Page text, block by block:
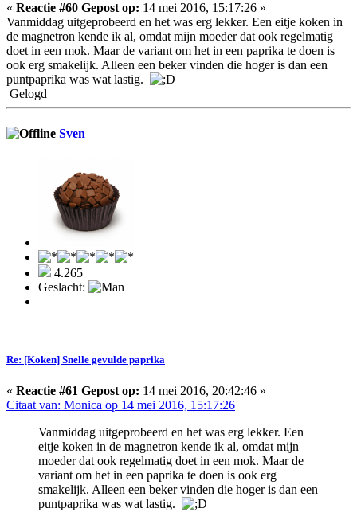
« Reactie #60 Gepost op: 14 mei 2016, 15:17:26 »
Vanmiddag uitgeprobeerd en het was erg lekker. Een eitje koken in
de magnetron kende ik al, omdat mijn moeder dat ook regelmatig
doet in een mok. Maar de variant om het in een paprika te doen is
ook erg smakelijk. Alleen een beker vinden die hoger is dan een
puntpaprika was wat lastig.
Gelogd
Sven
4.265
Geslacht:
Re: [Koken] Snelle gevulde paprika
« Reactie #61 Gepost op: 14 mei 2016, 20:42:46 »
Citaat van: Monica op 14 mei 2016, 15:17:26
Vanmiddag uitgeprobeerd en het was erg lekker. Een
eitje koken in de magnetron kende ik al, omdat mijn
moeder dat ook regelmatig doet in een mok. Maar de
variant om het in een paprika te doen is ook erg
smakelijk. Alleen een beker vinden die hoger is dan een
puntpaprika was wat lastig.